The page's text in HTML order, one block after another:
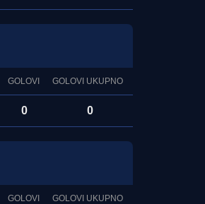
GOLOVI GOLOVI UKUPNO
0 0
GOLOVI GOLOVI UKUPNO